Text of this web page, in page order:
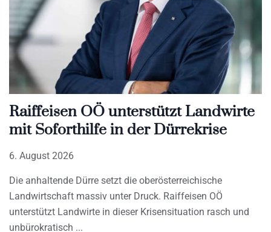
Raiffeisen OÖ unterstützt Landwirte
mit Soforthilfe in der Dürrekrise
6. August 2026
Die anhaltende Dürre setzt die oberösterreichische
Landwirtschaft massiv unter Druck. Raiffeisen OÖ
unterstützt Landwirte in dieser Krisensituation rasch und
unbürokratisch